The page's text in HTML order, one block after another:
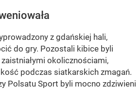
z gdańskiej hali,
do gry. Pozostali kibice byli
okolicznościami,
podczas siatkarskich zmagań.
Polsatu Sport byli mocno zdziwieni